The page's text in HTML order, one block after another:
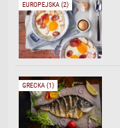
EUROPEJSKA (2)
GRECKA (1)